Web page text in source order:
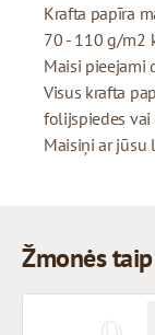
Krafta papīra
70 - 110 g/m2
Maisi pieejami
Visus krafta
folijspiedes vai
Maisiņi ar jūsu
Žmonės